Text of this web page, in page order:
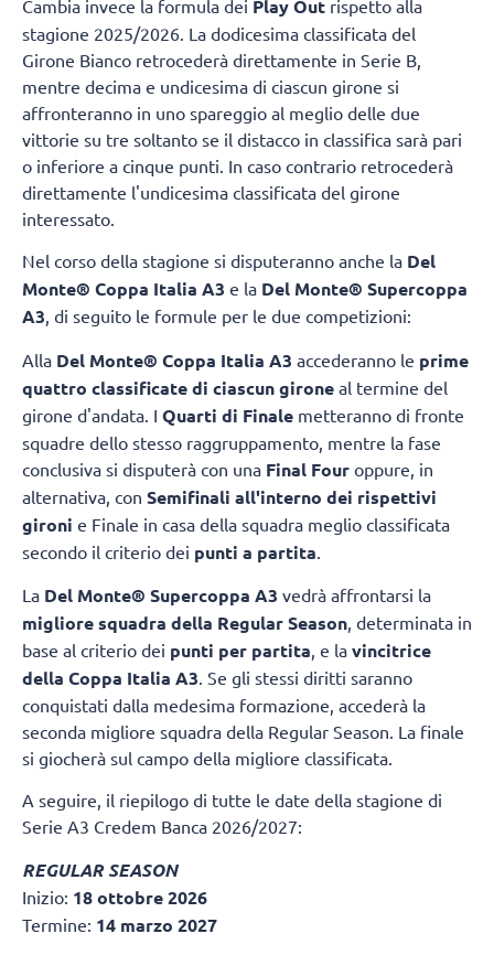
Cambia invece la formula dei Play Out rispetto alla
stagione 2025/2026. La dodicesima classificata del
Girone Bianco retrocederà direttamente in Serie B,
mentre decima e undicesima di ciascun girone si
affronteranno in uno spareggio al meglio delle due
vittorie su tre soltanto se il distacco in classifica sarà pari
o inferiore a cinque punti. In caso contrario retrocederà
direttamente l'undicesima classificata del girone
interessato.
Nel corso della stagione si disputeranno anche la Del
Monte® Coppa Italia A3 e la Del Monte® Supercoppa
A3, di seguito le formule per le due competizioni:
Alla Del Monte® Coppa Italia A3 accederanno le prime
quattro classificate di ciascun girone al termine del
girone d'andata. I Quarti di Finale metteranno di fronte
squadre dello stesso raggruppamento, mentre la fase
conclusiva si disputerà con una Final Four oppure, in
alternativa, con Semifinali all'interno dei rispettivi
gironi e Finale in casa della squadra meglio classificata
secondo il criterio dei punti a partita
La Del Monte® Supercoppa A3 vedrà affrontarsi la
migliore squadra della Regular Season , determinata in
base al criterio dei punti per partita , e la vincitrice
della Coppa Italia A3 . Se gli stessi diritti saranno
conquistati dalla medesima formazione, accederà la
seconda migliore squadra della Regular Season. La finale
si giocherà sul campo della migliore classificata.
A seguire, il riepilogo di tutte le date della stagione di
Serie A3 Credem Banca 2026/2027:
REGULAR SEASON
Inizio: 18 ottobre 2026
Termine: 14 marzo 2027